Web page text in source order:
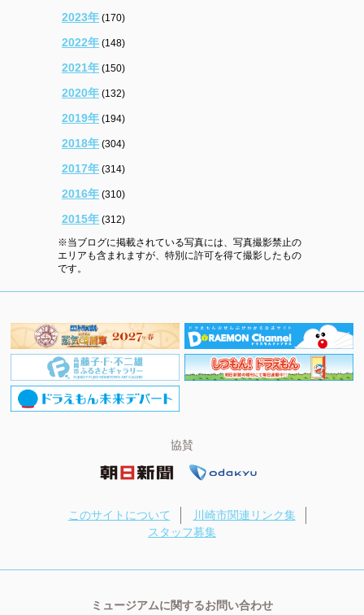
2023年 (170)
2022年 (148)
2021年 (150)
2020年 (132)
2019年 (194)
2018年 (304)
2017年 (314)
2016年 (310)
2015年 (312)
※当ブログに掲載されている写真には、写真撮影禁止の
エリアも含まれますが、特別に許可を得て撮影したもの
です。
協賛
このサイトについて
川崎市関連リンク集
スタッフ募集
ミュージアムに関するお問い合わせ